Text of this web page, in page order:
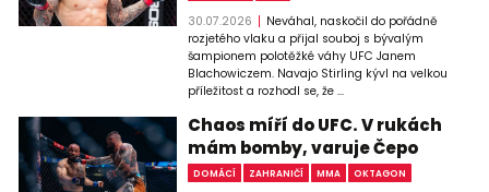
30.07.2026
Neváhal, naskočil do pořádně
rozjetého vlaku a přijal souboj s bývalým
šampionem polotěžké váhy UFC Janem
Blachowiczem. Navajo Stirling kývl na velkou
příležitost a rozhodl se, že ...
Chaos míří do UFC. V rukách
mám bomby, varuje Čepo
DOMÁCÍ ZAHRANIČÍ MMA OKTAGON